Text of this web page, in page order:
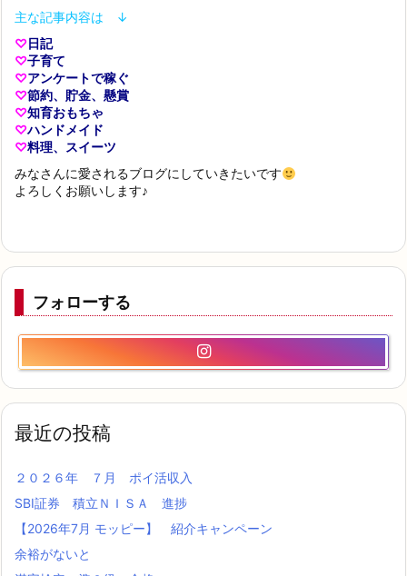
主な記事内容は ↓
♡日記
♡子育て
♡アンケートで稼ぐ
♡節約、貯金、懸賞
♡知育おもちゃ
♡ハンドメイド
♡料理、スイーツ
みなさんに愛されるブログにしていきたいです
よろしくお願いします♪
フォローする
最近の投稿
２０２６年 ７月 ポイ活収入
SBI証券 積立ＮＩＳＡ 進捗
【2026年7月 モッピー】 紹介キャンペーン
余裕がないと